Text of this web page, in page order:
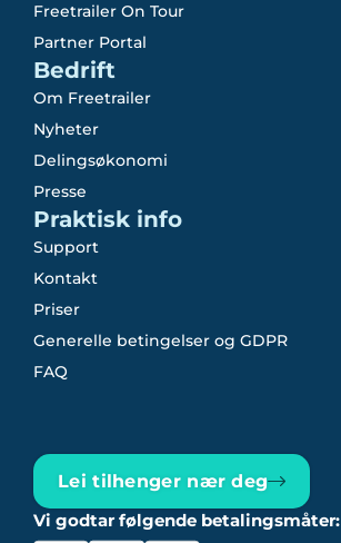
Freetrailer On Tour
Partner Portal
Bedrift
Om Freetrailer
Nyheter
Delingsøkonomi
Presse
Praktisk info
Support
Kontakt
Priser
Generelle betingelser og GDPR
FAQ
Lei tilhenger nær deg
Vi godtar følgende betalingsmåter: